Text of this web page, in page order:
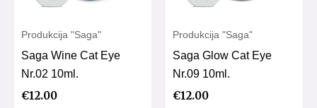
Produkcija "Saga"
Saga Wine Cat Eye
Nr.02 10ml.
€12.00
Produkcija "Saga"
Saga Glow Cat Eye
Nr.09 10ml.
€12.00